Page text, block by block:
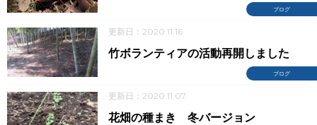
ブログ
更新日：2020.11.16
ブログ
竹ボランティアの活動再開しました
更新日：2020.11.07
花畑の種まき 冬バージョン